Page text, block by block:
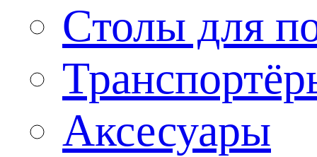
Столы для
Аксесуары